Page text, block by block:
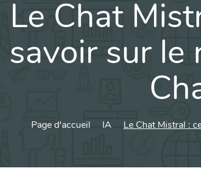
Le Chat
savoir sur le
Page d'accueil IA Le Chat Mistral :